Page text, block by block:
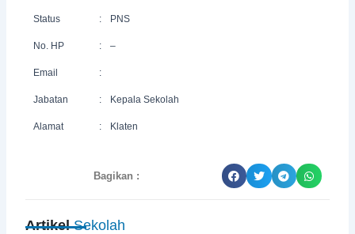
Status : PNS
No. HP : –
Email :
Jabatan : Kepala Sekolah
Alamat : Klaten
Bagikan :
Artikel Sekolah